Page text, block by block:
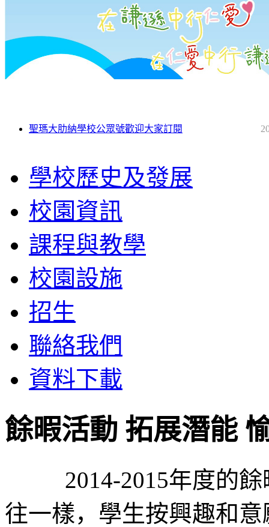
聖瑪大肋納學校公眾號歡迎大家訂閱
學校歷史及發展
校園資訊
課程與教學
校園設施
招生
聯絡我們
資料下載
餘暇活動 拓展潛能
2014-2015年度的餘
往一樣，學生按興趣和